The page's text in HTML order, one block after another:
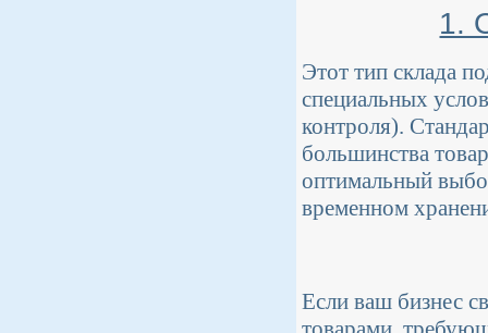
1.
Этот тип склада
специальных
контроля).
большинства
оптимальный
временном
Если ваш бизнес